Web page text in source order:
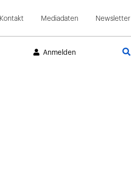
Kontakt Mediadaten Newsletter
Anmelden